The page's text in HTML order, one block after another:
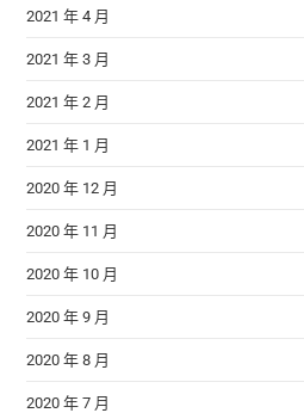
2021 年 4 月
2021 年 3 月
2021 年 2 月
2021 年 1 月
2020 年 12 月
2020 年 11 月
2020 年 10 月
2020 年 9 月
2020 年 8 月
2020 年 7 月